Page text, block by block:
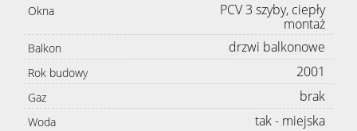
Okna
PCV 3 szyby, ciepły
montaż
Balkon drzwi balkonowe
Rok budowy 2001
Gaz brak
Woda tak - miejska